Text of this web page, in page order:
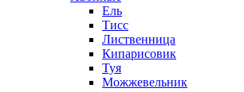
Ель
Тисс
Лиственница
Кипарисовик
Туя
Можжевельник